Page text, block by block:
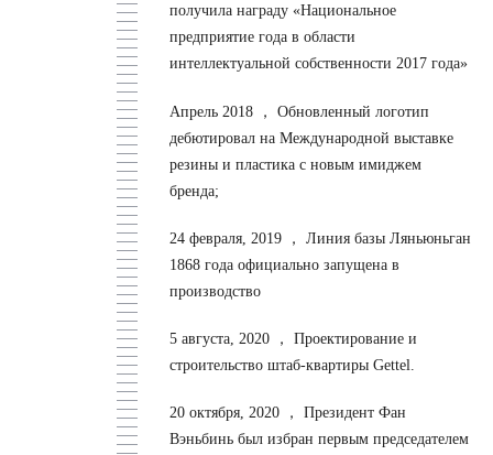
получила награду «Национальное
предприятие года в области
интеллектуальной собственности 2017 года»
Апрель 2018 ，
Обновленный логотип
дебютировал на Международной выставке
резины и пластика с новым имиджем
бренда;
24 февраля, 2019 ，
Линия базы Ляньюньган
1868 года официально запущена в
производство
5 августа, 2020 ，
Проектирование и
строительство штаб-квартиры Gettel.
20 октября, 2020 ，
Президент Фан
Вэньбинь был избран первым председателем